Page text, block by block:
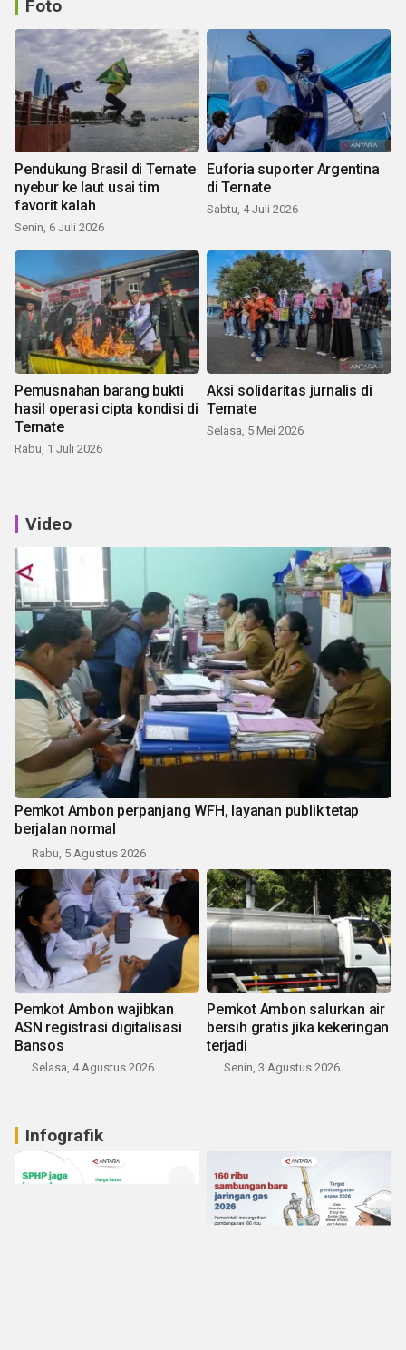
Foto
Pendukung Brasil di Ternate
nyebur ke laut usai tim
favorit kalah
Senin, 6 Juli 2026
Euforia suporter Argentina
di Ternate
Sabtu, 4 Juli 2026
Pemusnahan barang bukti
hasil operasi cipta kondisi di
Ternate
Rabu, 1 Juli 2026
Aksi solidaritas jurnalis di
Ternate
Selasa, 5 Mei 2026
Video
Pemkot Ambon perpanjang WFH, layanan publik tetap
berjalan normal
Rabu, 5 Agustus 2026
Pemkot Ambon wajibkan
ASN registrasi digitalisasi
Bansos
Selasa, 4 Agustus 2026
Pemkot Ambon salurkan air
bersih gratis jika kekeringan
terjadi
Senin, 3 Agustus 2026
Infografik